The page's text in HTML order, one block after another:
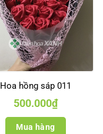
Hoa hồng sáp 011
500.000₫
Mua hàng